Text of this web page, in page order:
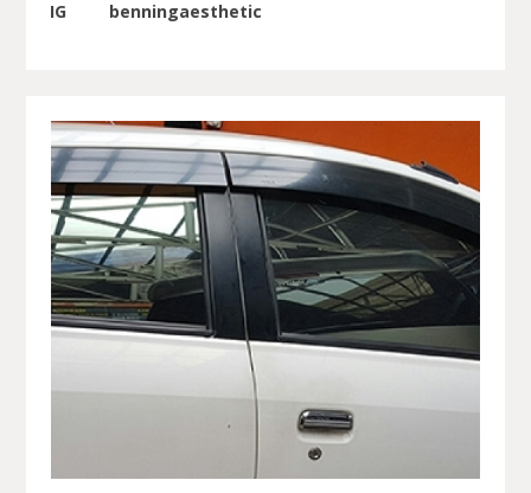
IG benningaesthetic